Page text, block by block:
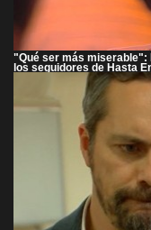
"Qué ser más miserable":
los seguidores de Hasta